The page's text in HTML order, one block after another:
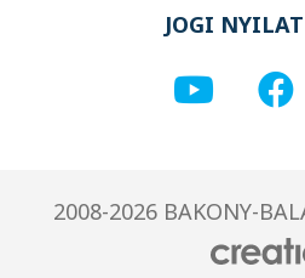
JOGI
2008-2026 BAKONY-